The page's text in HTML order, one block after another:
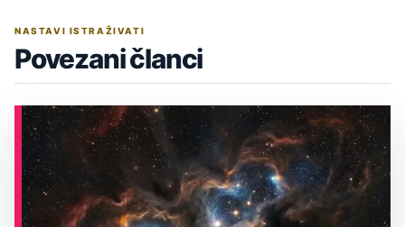
NASTAVI ISTRAŽIVATI
Povezani članci